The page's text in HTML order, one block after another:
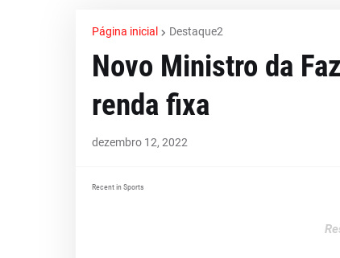
Página inicial Destaque2
Novo Ministro da
renda fixa
dezembro 12, 2022
Recent in Sports